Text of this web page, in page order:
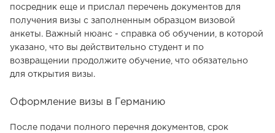
посредник еще и прислал перечень документов для
получения визы с заполненным образцом визовой
анкеты. Важный нюанс - справка об обучении, в которой
указано, что вы действительно студент и по
возвращении продолжите обучение, что обязательно
для открытия визы.
Оформление визы в Германию
После подачи полного перечня документов, срок